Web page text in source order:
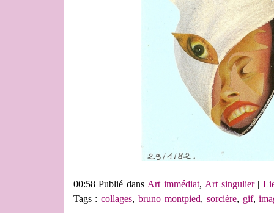
00:58 Publié dansArt immédiat, Art singulier|
Tags :collages,bruno montpied, sorcière, gif,